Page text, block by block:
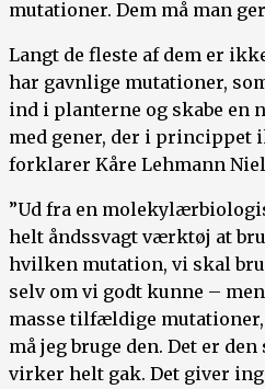
mutationer. Dem må man
Langt de fleste af dem er
har gavnlige mutationer,
ind i planterne og skabe en
med gener, der i princippet
forklarer Kåre Lehmann
”Ud fra en
helt åndssvagt værktøj at
hvilken mutation, vi skal
selv om vi godt kunne –
masse tilfældige
må jeg bruge den. Det er
virker helt gak. Det giver